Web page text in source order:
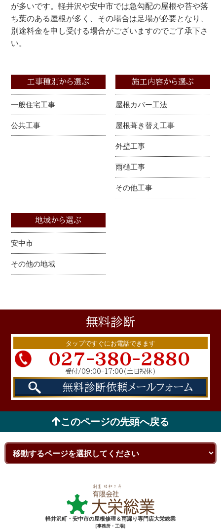
が多いです。軽井沢や安中市では急勾配の屋根や苔や落
ち葉のある屋根が多く、その場合は足場が必要となり、
別途料金を申し受ける場合がございますのでご了承下さ
い。
工事種別から選ぶ
一般住宅工事
公共工事
施工内容から選ぶ
屋根カバー工法
屋根葺き替え工事
外壁工事
雨樋工事
その他工事
地域から選ぶ
安中市
その他の地域
無料診断
タップですぐにお電話できます
027-380-2880
受付/09:00-17:00 （土日祝休）
無料診断依頼 メールフォーム
このページの先頭へ戻る
軽井沢町・安中市の屋根修理＆雨漏り専門店大栄総業
[事務所・工場]